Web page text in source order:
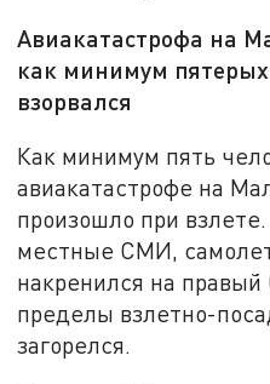
Авиакатастрофа на
как минимум
взорвался
Как минимум пять
авиакатастрофе на
произошло при
местные СМИ,
накренился на правый
пределы взлетно-
загорелся.